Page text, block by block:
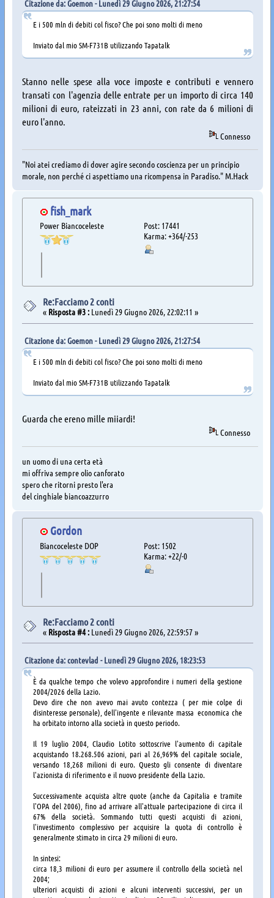
Citazione da: Goemon - Lunedì 29 Giugno 2026, 21:27:54
E i 500 mln di debiti col fisco? Che poi sono molti di meno
Inviato dal mio SM-F731B utilizzando Tapatalk
Stanno nelle spese alla voce imposte e contributi e vennero
transati con l'agenzia delle entrate per un importo di circa 140
milioni di euro, rateizzati in 23 anni, con rate da 6 milioni di
euro l'anno.
Connesso
"Noi atei crediamo di dover agire secondo coscienza per un principio
morale, non perché ci aspettiamo una ricompensa in Paradiso." M.Hack
fish_mark
Power Biancoceleste
Post: 17441
Karma: +364/-253
Re:Facciamo 2 conti
« Risposta #3 :Lunedì 29 Giugno 2026, 22:02:11 »
Citazione da: Goemon - Lunedì 29 Giugno 2026, 21:27:54
E i 500 mln di debiti col fisco? Che poi sono molti di meno
Inviato dal mio SM-F731B utilizzando Tapatalk
Guarda che ereno mille miiardi!
Connesso
un uomo di una certa età
mi offriva sempre olio canforato
spero che ritorni presto l'era
del cinghiale biancoazzurro
Gordon
Biancoceleste DOP
Post: 1502
Karma: +22/-0
Re:Facciamo 2 conti
« Risposta #4 :Lunedì 29 Giugno 2026, 22:59:57 »
Citazione da: contevlad - Lunedì 29 Giugno 2026, 18:23:53
È da qualche tempo che volevo approfondire i numeri della gestione
2004/2026 della Lazio.
Devo dire che non avevo mai avuto contezza ( per mie colpe di
disinteresse personale), dell'ingente e rilevante massa economica che
ha orbitato intorno alla società in questo periodo.
Il 19 luglio 2004, Claudio Lotito sottoscrive l'aumento di capitale
acquistando 18.268.506 azioni, pari al 26,969% del capitale sociale,
versando 18,268 milioni di euro. Questo gli consente di diventare
l'azionista di riferimento e il nuovo presidente della Lazio.
Successivamente acquista altre quote (anche da Capitalia e tramite
l'OPA del 2006), fino ad arrivare all'attuale partecipazione di circa il
67% della società. Sommando tutti questi acquisti di azioni,
l'investimento complessivo per acquisire la quota di controllo è
generalmente stimato in circa 29 milioni di euro.
In sintesi:
circa 18,3 milioni di euro per assumere il controllo della società nel
2004;
ulteriori acquisti di azioni e alcuni interventi successivi, per un